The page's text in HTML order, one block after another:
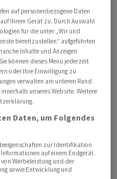
Geschäftsklimas in
kaum Widerhall im
in der deutschen
in den
Der Index stieg um
markiere noch
Ökonomen.
das
Michigan einen Blick
Hinweise auf die
auf personenbezogene Daten
Ihrem Gerät zu. Durch Auswahl
für die unter „Wir und
bereitzustellen“ aufgeführten
Inhalte und Anzeigen
können dieses Menü jederzeit
oder Ihre Einwilligung zu
verwalten am unteren Rand
unseres Website. Weitere
Daten, um Folgendes
zur Identifikation
auf einem Endgerät.
Werbeleistung und der
sowie Entwicklung und